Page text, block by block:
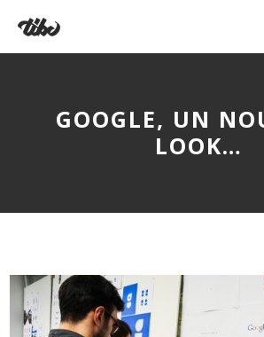
GOOGLE, UN
LOOK…